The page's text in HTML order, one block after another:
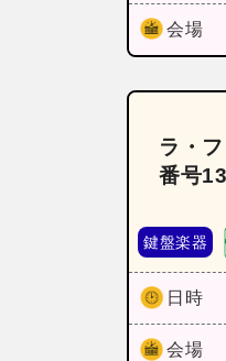
会場
ラ・
番号
鍵盤楽器
日時
会場